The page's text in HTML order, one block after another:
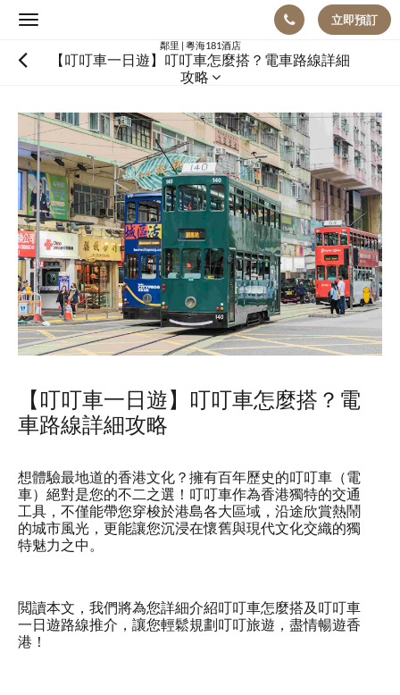
Toggle
立即預訂
鄰里 | 粵海181酒店
【叮叮車一日遊】叮叮車怎麼搭？電車路線詳細
攻略
【叮叮車一日遊】叮叮車怎麼搭？電
車路線詳細攻略
想體驗最地道的香港文化？擁有百年歷史的叮叮車（電
車）絕對是您的不二之選！叮叮車作為香港獨特的交通
工具，不僅能帶您穿梭於港島各大區域，沿途欣賞熱鬧
的城市風光，更能讓您沉浸在懷舊與現代文化交織的獨
特魅力之中。
閲讀本文，我們將為您詳細介紹叮叮車怎麼搭及叮叮車
一日遊路線推介，讓您輕鬆規劃叮叮旅遊，盡情暢遊香
港！